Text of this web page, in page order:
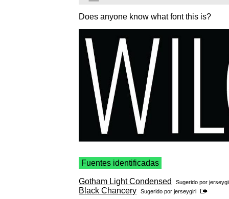
Does anyone know what font this is?
Fuentes identificadas
Gotham Light Condensed Sugerido por
Black Chancery Sugerido por jerseygirl